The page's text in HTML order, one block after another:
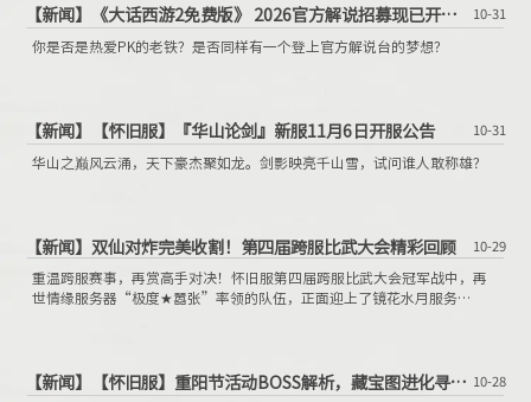
【新闻】 《大话西游2免费版》 2026官方解说招募现已开启！ 10-31
你是否是热爱PK的老铁？是否同样有一个登上官方解说台的梦想？
【新闻】 【怀旧服】『华山论剑』新服11月6日开服公告 10-31
华山之巅风云涌，天下豪杰聚如龙。剑影映亮千山雪，试问谁人敢称雄？
【新闻】 双仙对炸完美收割！第四届跨服比武大会精彩回顾 10-29
重温跨服赛事，再赏高手对决！怀旧服第四届跨服比武大会冠军战中，再
世情缘服务器“极度★嚣张”率领的队伍，正面迎上了镜花水月服务
【新闻】 【怀旧服】重阳节活动BOSS解析，藏宝图进化寻宝令不可错过 10-28